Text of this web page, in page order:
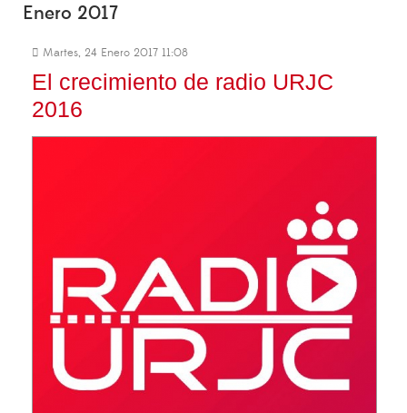
Enero 2017
Martes, 24 Enero 2017 11:08
El crecimiento de radio URJC
2016